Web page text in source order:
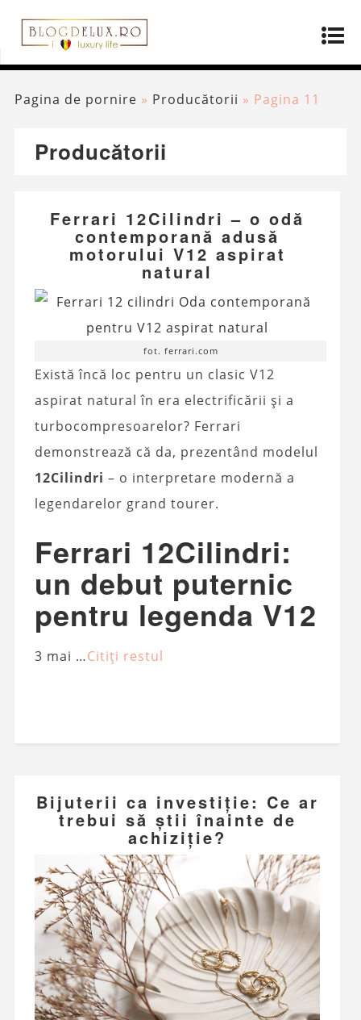
Pagina de pornire » Producătorii » Pagina 11
Producătorii
Ferrari 12Cilindri – o odă
contemporană adusă
motorului V12 aspirat
natural
fot. ferrari.com
Există încă loc pentru un clasic V12
aspirat natural în era electrificării și a
turbocompresoarelor? Ferrari
demonstrează că da, prezentând modelul
12Cilindri – o interpretare modernă a
legendarelor grand tourer.
Ferrari 12Cilindri:
un debut puternic
pentru legenda V12
3 mai …Citiți restul
Bijuterii ca investiție: Ce ar
trebui să știi înainte de
achiziție?